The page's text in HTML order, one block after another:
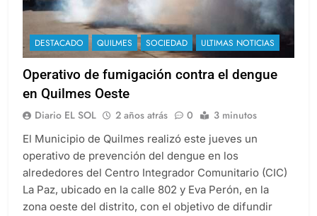
DESTACADO QUILMES SOCIEDAD ULTIMAS NOTICIAS
Operativo de fumigación contra el dengue
en Quilmes Oeste
Diario EL SOL 2 años atrás 0 3 minutos
El Municipio de Quilmes realizó este jueves un
operativo de prevención del dengue en los
alrededores del Centro Integrador Comunitario (CIC)
La Paz, ubicado en la calle 802 y Eva Perón, en la
zona oeste del distrito, con el objetivo de difundir